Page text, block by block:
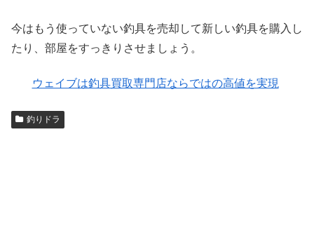
今はもう使っていない釣具を売却して新しい釣具を購入し
たり、部屋をすっきりさせましょう。
ウェイブは釣具買取専門店ならではの高値を実現
釣りドラ